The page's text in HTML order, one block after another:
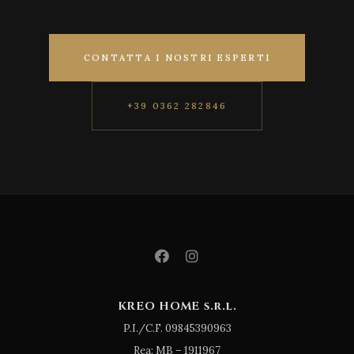
CONTATTA I NOSTRI ESPERTI
+39 0362 282846
KREO HOME s.r.l.
P.I./C.F. 09845390963
Rea: MB – 1911967